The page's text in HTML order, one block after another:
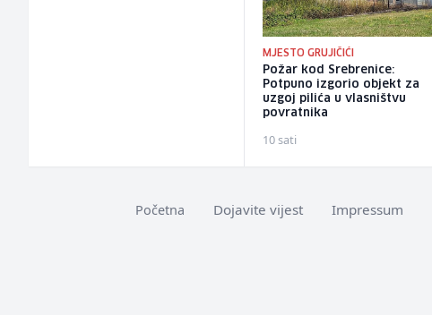
MJESTO GRUJIČIĆI
Požar kod Srebrenice:
Potpuno izgorio objekt za
uzgoj pilića u vlasništvu
povratnika
10 sati
Početna Dojavite vijest Impressum